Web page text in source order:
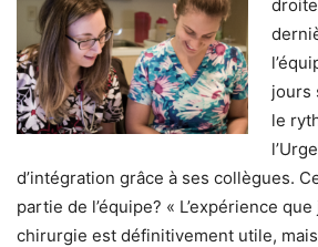
jours
le
d’intégration grâce à ses collègues.
partie de l’équipe? « L’expérience que
chirurgie est définitivement utile,